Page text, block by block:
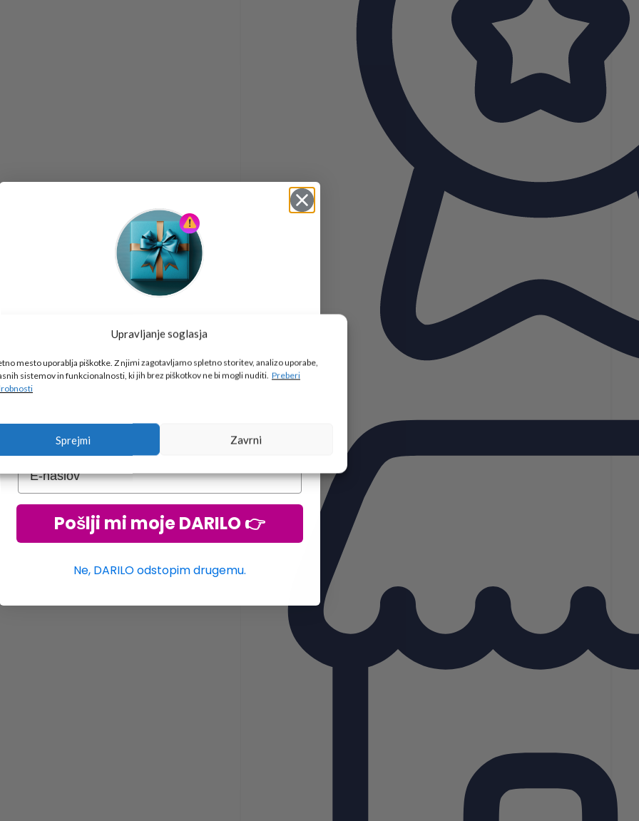
Upravljanje soglasja
mesto uporablja piškotke. Z njimi zagotavljamo spletno storitev, analizo uporabe,
sistemov in funkcionalnosti, ki jih brez piškotkov ne bi mogli nuditi. Preberi
Sprejmi Zavrni
🎁 DARILO
Vpiši podatke za prejem darilain se pridruži
Pošlji mi moje DARILO 👉
Ne, DARILO odstopim drugemu.